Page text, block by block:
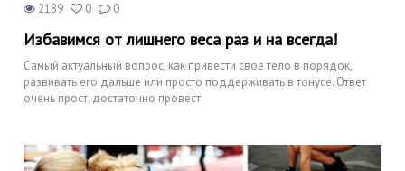
2189 0 0
Избавимся от лишнего веса раз и на всегда!
Самый актуальный вопрос, как привести свое тело в порядок,
развивать его дальше или просто поддерживать в тонусе. Ответ
очень прост, достаточно провест